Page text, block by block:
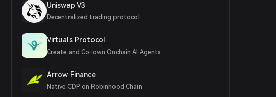
Uniswap V3
Decentralized trading protocol
Virtuals Protocol
Create and Co-own Onchain AI Agents .
Arrow Finance
Native CDP on Robinhood Chain